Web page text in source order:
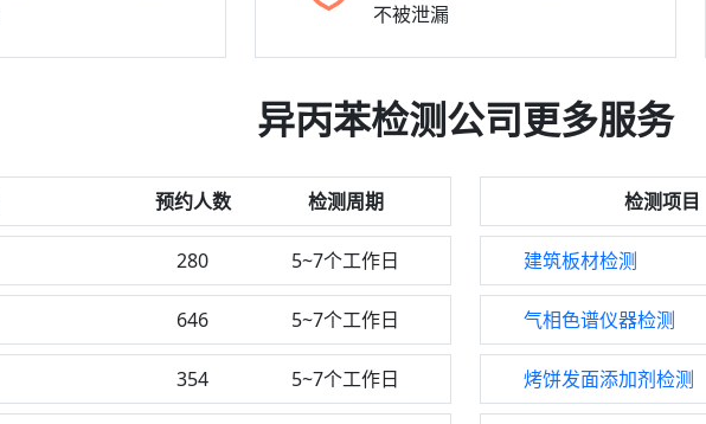
不被泄漏
异丙苯检测公司更多服务
预约人数 检测周期 检测项目
280 5~7个工作日 建筑板材检测
646 5~7个工作日 气相色谱仪器检测
354 5~7个工作日 烤饼发面添加剂检测